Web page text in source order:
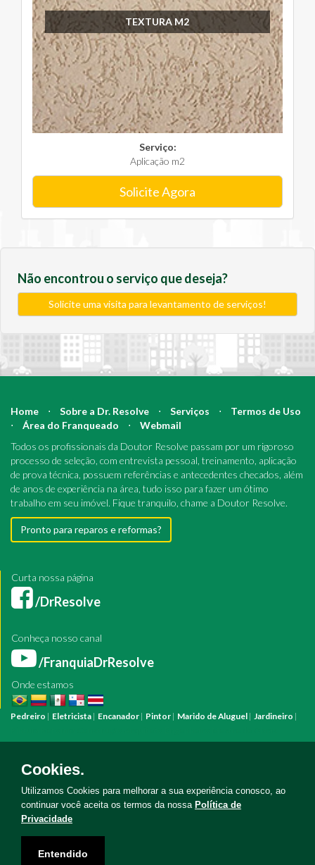
TEXTURA M2
Serviço:
Aplicação m2
Solicite Agora
Não encontrou o serviço que deseja?
Solicite uma visita para levantamento de serviços!
Home ⋅ Sobre a Dr. Resolve ⋅ Serviços ⋅
Termos de Uso
⋅
Área do Franqueado ⋅
Webmail
Todos os profissionais da Doutor Resolve passam por um rigoroso
processo de seleção, com entrevista pessoal, treinamento, aplicação
de prova técnica, possuem referências e antecedentes checados, além
de anos de experiência na área, tudo isso para fazer um ótimo
trabalho em seu imóvel. Fique tranquilo, chame a Doutor Resolve.
Pronto para reparos e reformas?
Curta nossa página
/DrResolve
Conheça nosso canal
/FranquiaDrResolve
Onde estamos
Pedreiro | Eletricista | Encanador | Pintor | Marido de Aluguel | Jardineiro |
Bombeiro HidráulicoManutenção PredialManutenção Residencial
ReformaServiço Eletricista
HidráulicaServiço PedreiroServiço Construção
Cookies.
Utilizamos Cookies para melhorar a sua experiência conosco, ao
continuar você aceita os termos da nossa Política de
Privacidade
Entendido